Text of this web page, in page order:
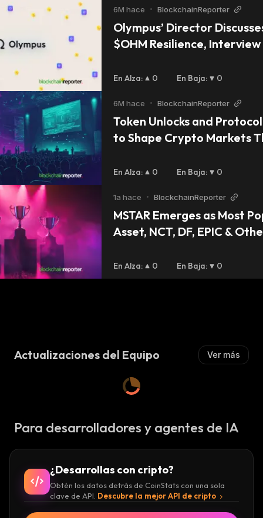
6M hace • BlockchainReporter
Olympus’ Director
$OHM Resilience, Interview
En Alza: 0 En Baja: 0
6M hace • BlockchainReporter
Token Unlocks and
to Shape Crypto Markets
En Alza: 0 En Baja: 0
1a hace • BlockchainReporter
MSTAR Emerges as Most
Asset, NCT, DF, EPIC &
En Alza: 0 En Baja: 0
Actualizaciones del Equipo Ver más
Para desarrolladores y agentes de IA
¿Desarrollas con cripto?
Obtén los datos detrás de CoinStats con una sola
clave de API. Descubre la mejor API de cripto